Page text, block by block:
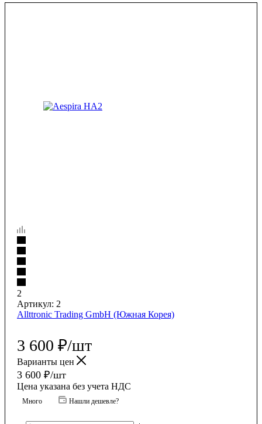
2
Артикул: 2
Allttronic Trading GmbH (Южная Корея)
3 600 ₽/шт
Варианты цен
3 600 ₽/шт
Цена указана без учета НДС
Много Нашли дешевле?